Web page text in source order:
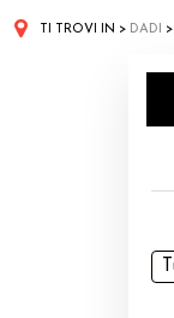
TI TROVI IN DADI